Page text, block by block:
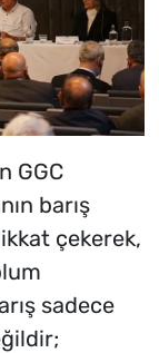
GGC
barış
çekerek,
sadece